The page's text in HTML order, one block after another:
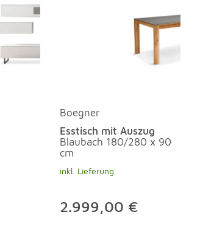
Boegner
Esstisch mit Auszug
Blaubach 180/280 x 90
cm
inkl. Lieferung
2.999,00 €